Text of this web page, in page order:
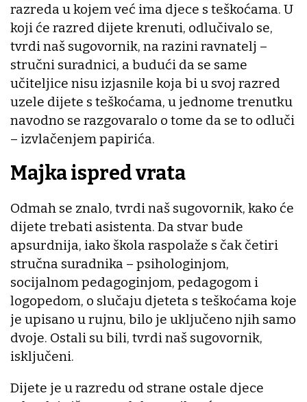
razreda u kojem već ima djece s teškoćama. U
koji će razred dijete krenuti, odlučivalo se,
tvrdi naš sugovornik, na razini ravnatelj –
stručni suradnici, a budući da se same
učiteljice nisu izjasnile koja bi u svoj razred
uzele dijete s teškoćama, u jednome trenutku
navodno se razgovaralo o tome da se to odluči
– izvlačenjem papirića.
Majka ispred vrata
Odmah se znalo, tvrdi naš sugovornik, kako će
dijete trebati asistenta. Da stvar bude
apsurdnija, iako škola raspolaže s čak četiri
stručna suradnika – psihologinjom,
socijalnom pedagoginjom, pedagogom i
logopedom, o slučaju djeteta s teškoćama koje
je upisano u rujnu, bilo je uključeno njih samo
dvoje. Ostali su bili, tvrdi naš sugovornik,
isključeni.
Dijete je u razredu od strane ostale djece